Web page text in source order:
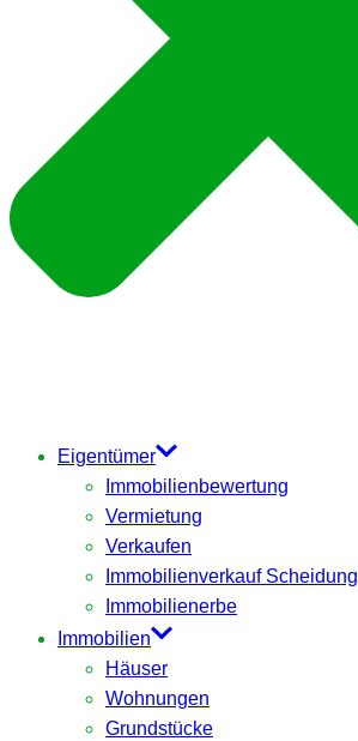
Eigentümer
Immobilienbewertung
Vermietung
Verkaufen
Immobilienverkauf Scheidung
Immobilienerbe
Immobilien
Häuser
Wohnungen
Grundstücke